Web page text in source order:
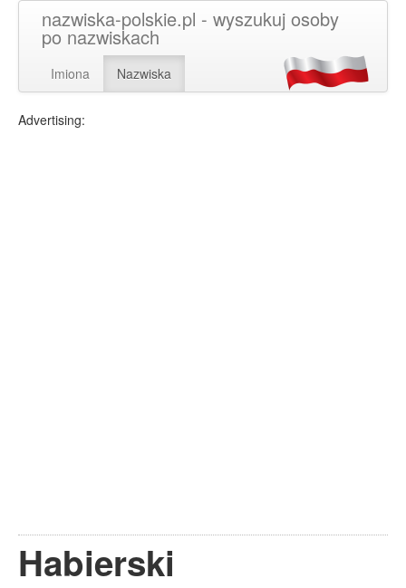
nazwiska-polskie.pl - wyszukuj osoby
po nazwiskach
Imiona Nazwiska
Advertising:
Habierski